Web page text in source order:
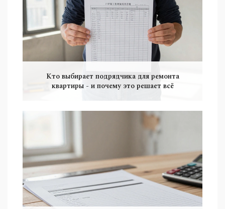
Кто выбирает подрядчика для ремонта
квартиры - и почему это решает всё